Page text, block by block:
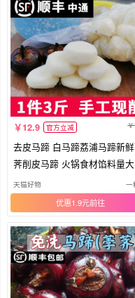
12.9 官方立减
去皮马蹄 白马蹄荔浦马蹄新
荠削皮马蹄 火锅食材馅料量
优
天猫好物 一
优惠1.9元